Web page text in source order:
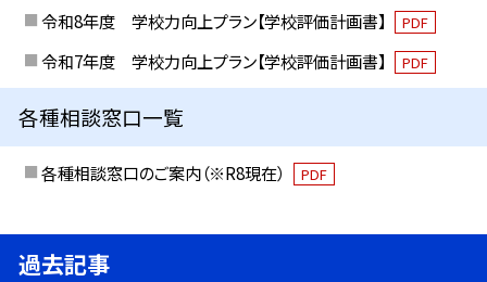
令和8年度 学校力向上プラン【学校評価計画書】 PDF
令和7年度 学校力向上プラン【学校評価計画書】 PDF
各種相談窓口一覧
各種相談窓口のご案内（※R8現在） PDF
過去記事